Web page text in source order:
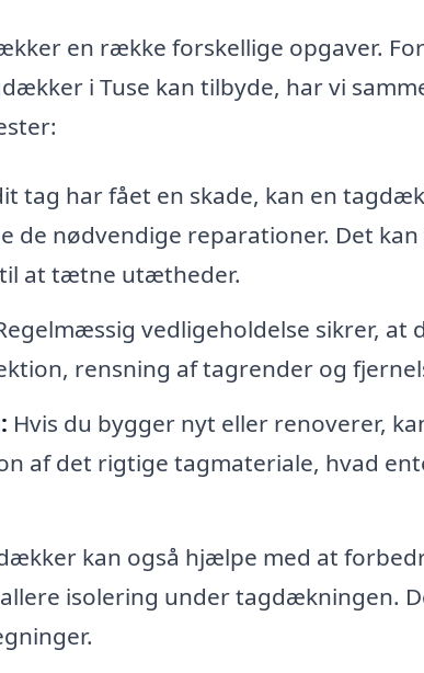
en række forskellige opgaver.
i Tuse kan tilbyde, har vi
tag har fået en skade, kan en
de nødvendige reparationer. Det
at tætne utætheder.
vedligeholdelse sikrer,
rensning af tagrender og
Hvis du bygger nyt eller renoverer,
af det rigtige tagmateriale, hvad
kan også hjælpe med at
isolering under tagdækningen.